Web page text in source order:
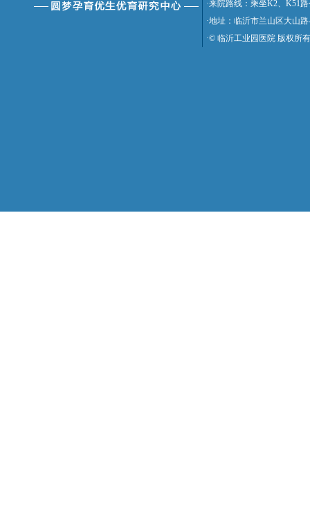
·来院路线：乘坐K2、K51
·地址：临沂市兰山区大山
·© 临沂工业园医院 版权所